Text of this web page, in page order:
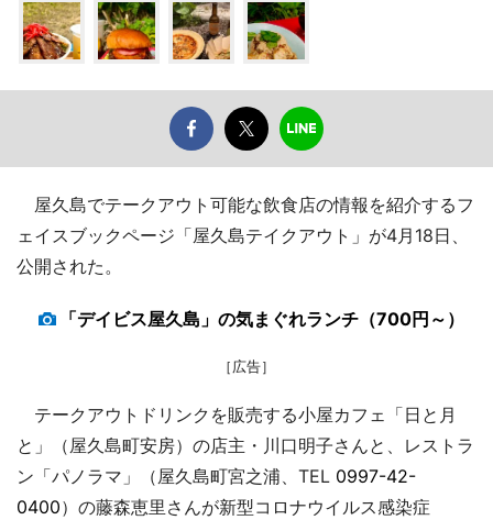
屋久島でテークアウト可能な飲食店の情報を紹介するフ
ェイスブックページ「屋久島テイクアウト」が4月18日、
公開された。
「デイビス屋久島」の気まぐれランチ（700円～）
［広告］
テークアウトドリンクを販売する小屋カフェ「日と月
と」（屋久島町安房）の店主・川口明子さんと、レストラ
ン「パノラマ」（屋久島町宮之浦、TEL 0997-42-
0400）の藤森恵里さんが新型コロナウイルス感染症